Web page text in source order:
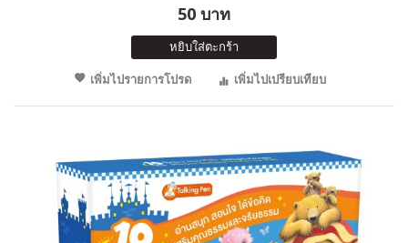
50 บาท
หยิบใส่ตะกร้า
เพิ่มไปรายการโปรด
เพิ่มไปเปรียบเทียบ